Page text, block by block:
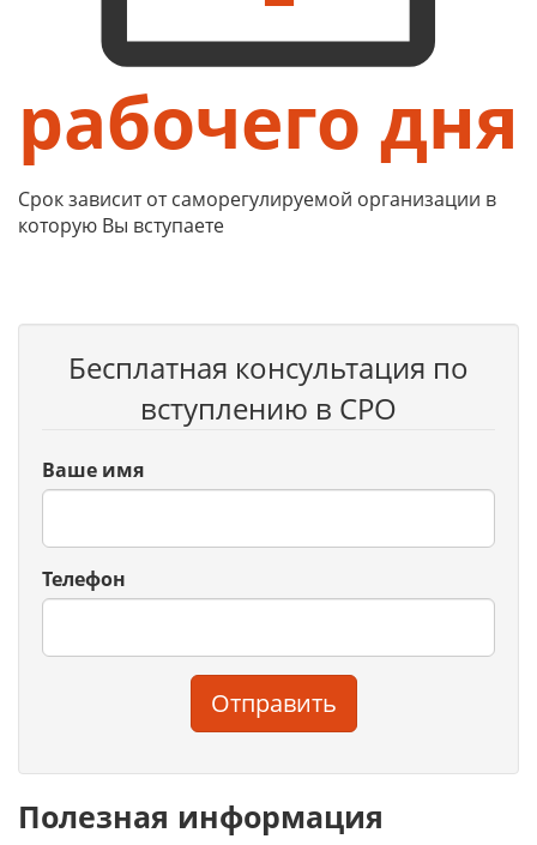
рабочего дня
Срок зависит от саморегулируемой организации в
которую Вы вступаете
Бесплатная консультация по
вступлению в СРО
Ваше имя
Телефон
Отправить
Полезная информация